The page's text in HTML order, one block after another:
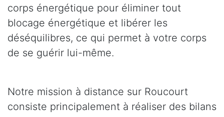
corps énergétique pour éliminer tout
blocage énergétique et libérer les
déséquilibres, ce qui permet à votre corps
de se guérir lui-même.
Notre mission à distance sur Roucourt
consiste principalement à réaliser des bilans